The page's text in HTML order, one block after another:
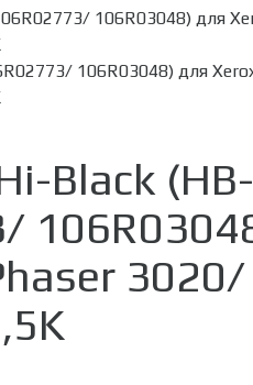
106R03048) для
Black (HB-
3020/